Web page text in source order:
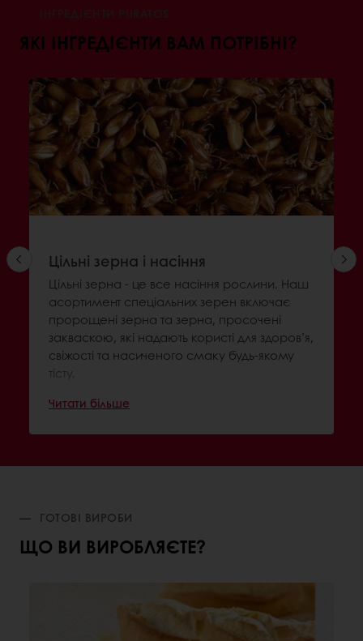
ЯКІ ІНГРЕДІЄНТИ ВАМ ПОТРІБНІ?
Цільні зерна і насіння
Цільні зерна - це все насіння рослини. Наш
асортимент спеціальних зерен включає
пророщені зерна та зерна, просочені
закваскою, які надають користі для здоров’я,
свіжості та насиченого смаку будь-якому
тісту.
Читати більше
ГОТОВІ ВИРОБИ
ЩО ВИ ВИРОБЛЯЄТЕ?